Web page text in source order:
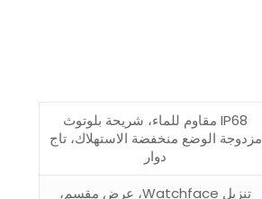
IP68 مقاوم للماء، شريحة بلوتوث
مزدوجة الوضع منخفضة الاستهلاك، تاج
دوار
تنزيل Watchface، عرض مقسم،